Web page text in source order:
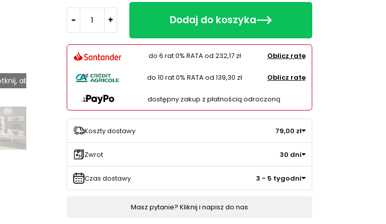
aby odtworzyć
- + Dodaj do koszyka
do 6 rat 0% RATA od 232,17 zł Oblicz ratę
do 10 rat 0% RATA od 139,30 zł Oblicz ratę
dostępny zakup z płatnością odroczoną
Koszty dostawy 79,00 zł
Zwrot 30 dni
Czas dostawy 3 - 5 tygodni
Masz pytanie? Kliknij i napisz do nas